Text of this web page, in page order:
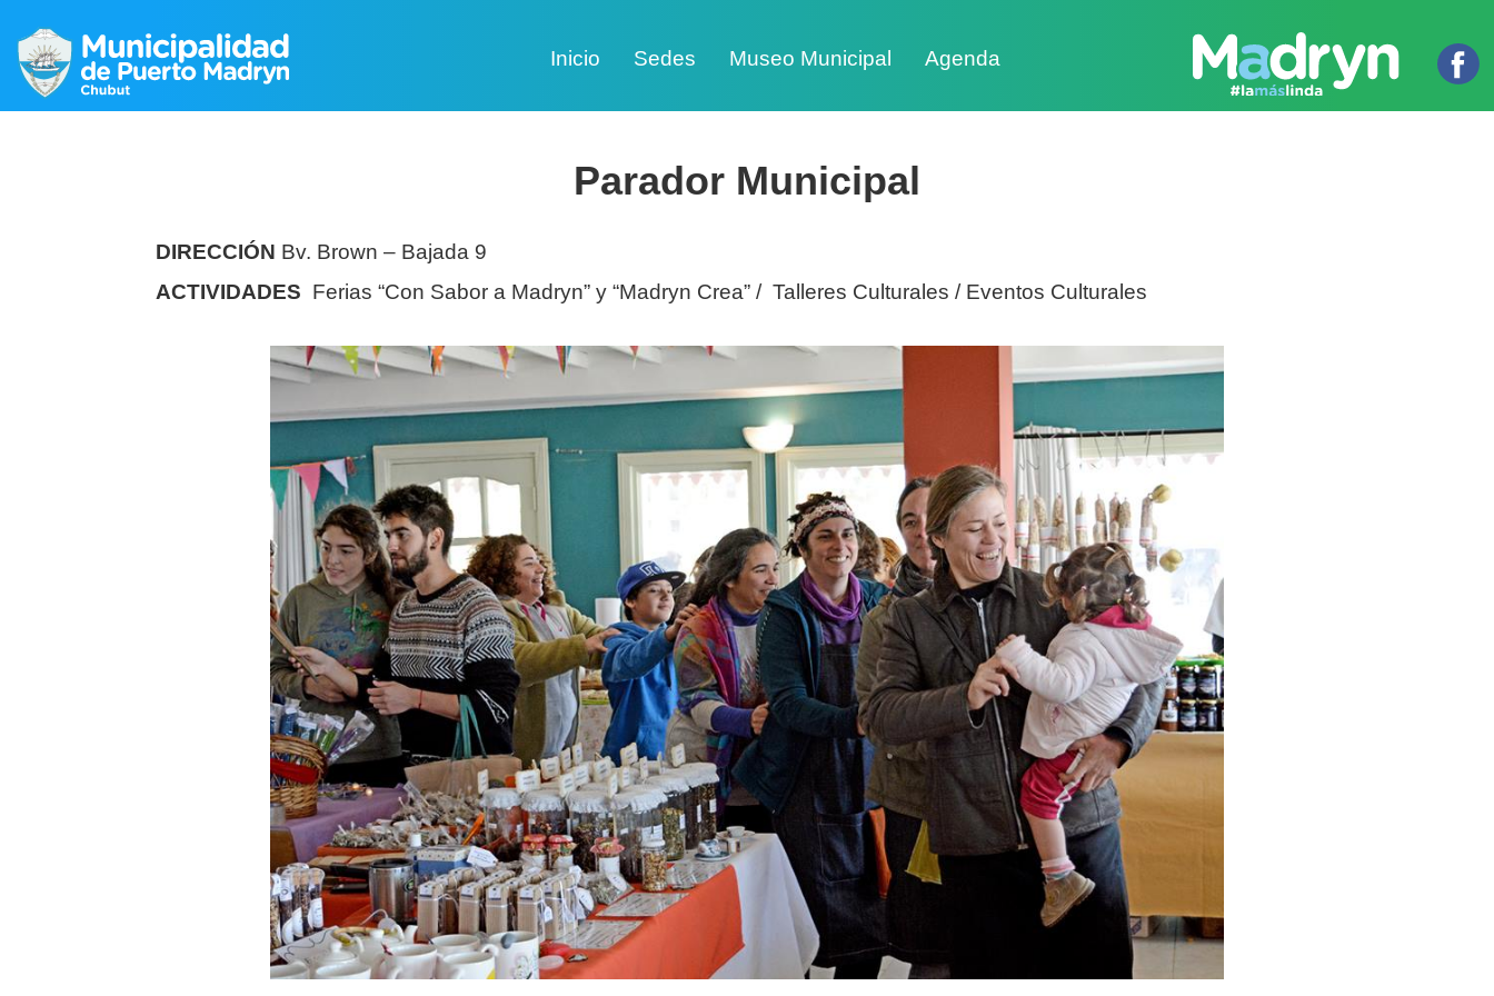
Inicio Sedes Museo Municipal Agenda
Parador Municipal
DIRECCIÓN Bv. Brown – Bajada 9
ACTIVIDADES Ferias “Con Sabor a Madryn” y “Madryn Crea” / Talleres Culturales / Eventos Culturales